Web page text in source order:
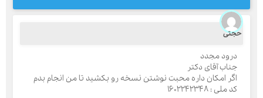
درود مجدد
جناب آقای دکتر
اگر امکان داره محبت نوشتن نسخه رو بکشید تا من انجام بدم
کد ملی : ۱۶۰۲۲۴۲۳۴۸